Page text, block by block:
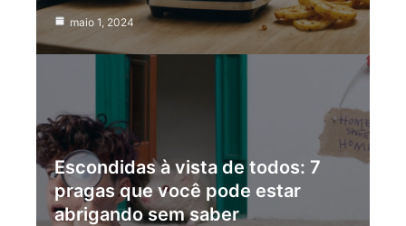
maio 1, 2024
Escondidas à vista de todos: 7
pragas que você pode estar
abrigando sem saber